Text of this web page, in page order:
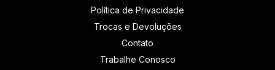
Política de Privacidade
Trocas e Devoluções
Contato
Trabalhe Conosco